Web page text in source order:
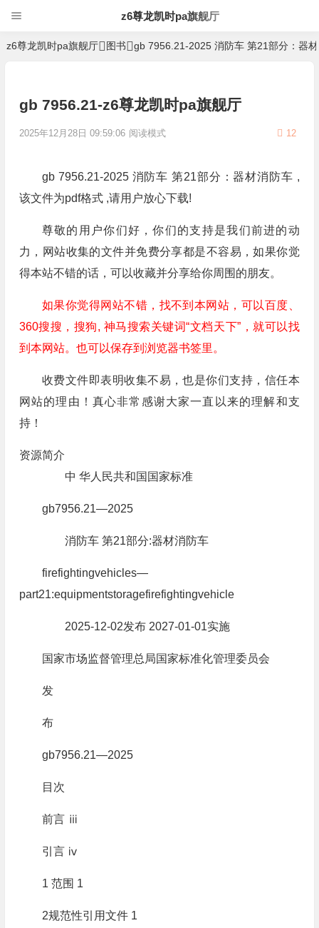
z6尊龙凯时pa旗舰厅
z6尊龙凯时pa旗舰厅 图书 gb 7956.21-2025 消防车 第21部分：器
gb 7956.21-z6尊龙凯时pa旗舰厅
2025年12月28日 09:59:06 12
阅读模式
gb 7956.21-2025 消防车 第21部分：器材消防车 ,
该文件为pdf格式 ,请用户放心下载!
尊敬的用户你们好，你们的支持是我们前进的动
力，网站收集的文件并免费分享都是不容易，如果你觉
得本站不错的话，可以收藏并分享给你周围的朋友。
如果你觉得网站不错，找不到本网站，可以百度、
360搜搜，搜狗, 神马搜索关键词“文档天下”，就可以找
到本网站。也可以保存到浏览器书签里。
收费文件即表明收集不易，也是你们支持，信任本
网站的理由！真心非常感谢大家一直以来的理解和支
持！
资源简介
中 华人民共和国国家标准
gb7956.21—2025
消防车 第21部分:器材消防车
firefightingvehicles—
part21:equipmentstoragefirefightingvehicle
2025-12-02发布 2027-01-01实施
国家市场监督管理总局国家标准化管理委员会
发
布
gb7956.21—2025
目次
前言 ⅲ
引言 ⅳ
1 范围 1
2规范性引用文件 1